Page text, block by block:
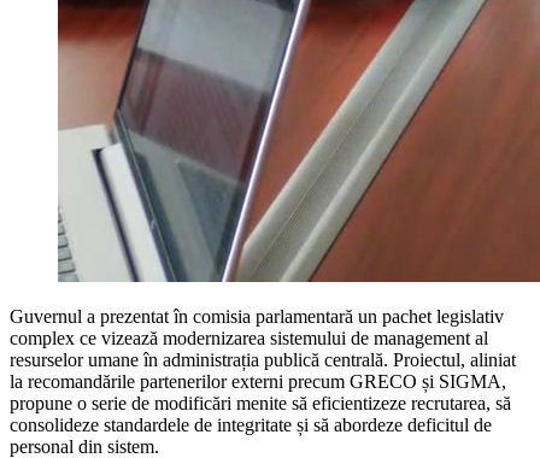
Guvernul a prezentat în comisia parlamentară un pachet legislativ
complex ce vizează modernizarea sistemului de management al
resurselor umane în administrația publică centrală. Proiectul, aliniat
la recomandările partenerilor externi precum GRECO și SIGMA,
propune o serie de modificări menite să eficientizeze recrutarea, să
consolideze standardele de integritate și să abordeze deficitul de
personal din sistem.